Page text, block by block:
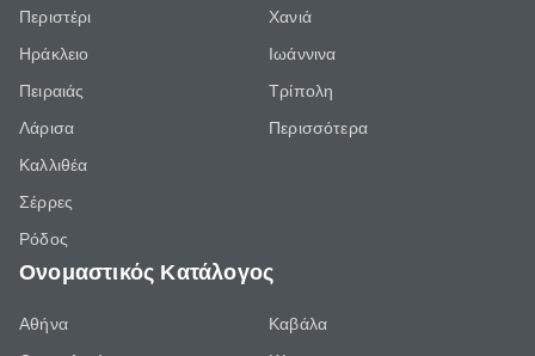
Περιστέρι
Ηράκλειο
Πειραιάς
Λάρισα
Καλλιθέα
Σέρρες
Ρόδος
Χανιά
Ιωάννινα
Τρίπολη
Περισσότερα
Ονομαστικός Κατάλογος
Αθήνα
Καβάλα